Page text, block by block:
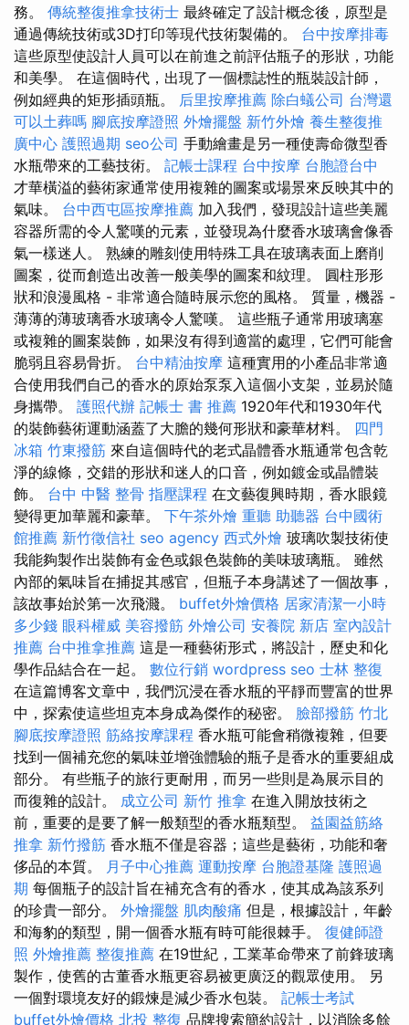
務。 傳統整復推拿技術士 最終確定了設計概念後，原型是
通過傳統技術或3D打印等現代技術製備的。 台中按摩排毒
這些原型使設計人員可以在前進之前評估瓶子的形狀，功能
和美學。 在這個時代，出現了一個標誌性的瓶裝設計師，
例如經典的矩形插頭瓶。 后里按摩推薦 除白蟻公司 台灣還
可以土葬嗎 腳底按摩證照 外燴擺盤 新竹外燴 養生整復推
廣中心 護照過期 seo公司 手動繪畫是另一種使壽命微型香
水瓶帶來的工藝技術。 記帳士課程 台中按摩 台胞證台中
才華橫溢的藝術家通常使用複雜的圖案或場景來反映其中的
氣味。 台中西屯區按摩推薦 加入我們，發現設計這些美麗
容器所需的令人驚嘆的元素，並發現為什麼香水玻璃會像香
氣一樣迷人。 熟練的雕刻使用特殊工具在玻璃表面上磨削
圖案，從而創造出改善一般美學的圖案和紋理。 圓柱形形
狀和浪漫風格 - 非常適合隨時展示您的風格。 質量，機器 -
薄薄的薄玻璃香水玻璃令人驚嘆。 這些瓶子通常用玻璃塞
或複雜的圖案裝飾，如果沒有得到適當的處理，它們可能會
脆弱且容易骨折。 台中精油按摩 這種實用的小產品非常適
合使用我們自己的香水的原始泵泵入這個小支架，並易於隨
身攜帶。 護照代辦 記帳士 書 推薦 1920年代和1930年代
的裝飾藝術運動涵蓋了大膽的幾何形狀和豪華材料。 四門
冰箱 竹東撥筋 來自這個時代的老式晶體香水瓶通常包含乾
淨的線條，交錯的形狀和迷人的口音，例如鍍金或晶體裝
飾。 台中 中醫 整骨 指壓課程 在文藝復興時期，香水眼鏡
變得更加華麗和豪華。 下午茶外燴 重聽 助聽器 台中國術
館推薦 新竹徵信社 seo agency 西式外燴 玻璃吹製技術使
我能夠製作出裝飾有金色或銀色裝飾的美味玻璃瓶。 雖然
內部的氣味旨在捕捉其感官，但瓶子本身講述了一個故事，
該故事始於第一次飛濺。 buffet外燴價格 居家清潔一小時
多少錢 眼科權威 美容撥筋 外燴公司 安養院 新店 室內設計
推薦 台中推拿推薦 這是一種藝術形式，將設計，歷史和化
學作品結合在一起。 數位行銷 wordpress seo 士林 整復
在這篇博客文章中，我們沉浸在香水瓶的平靜而豐富的世界
中，探索使這些坦克本身成為傑作的秘密。 臉部撥筋 竹北
腳底按摩證照 筋絡按摩課程 香水瓶可能會稍微複雜，但要
找到一個補充您的氣味並增強體驗的瓶子是香水的重要組成
部分。 有些瓶子的旅行更耐用，而另一些則是為展示目的
而復雜的設計。 成立公司 新竹 推拿 在進入開放技術之
前，重要的是要了解一般類型的香水瓶類型。 益園益筋絡
推拿 新竹撥筋 香水瓶不僅是容器；這些是藝術，功能和奢
侈品的本質。 月子中心推薦 運動按摩 台胞證基隆 護照過
期 每個瓶子的設計旨在補充含有的香水，使其成為該系列
的珍貴一部分。 外燴擺盤 肌肉酸痛 但是，根據設計，年齡
和海豹的類型，開一個香水瓶有時可能很棘手。 復健師證
照 外燴推薦 整復推薦 在19世紀，工業革命帶來了前鋒玻璃
製作，使舊的古董香水瓶更容易被更廣泛的觀眾使用。 另
一個對環境友好的鍛煉是減少香水包裝。 記帳士考試
buffet外燴價格 北投 整復 品牌搜索簡約設計，以消除多餘